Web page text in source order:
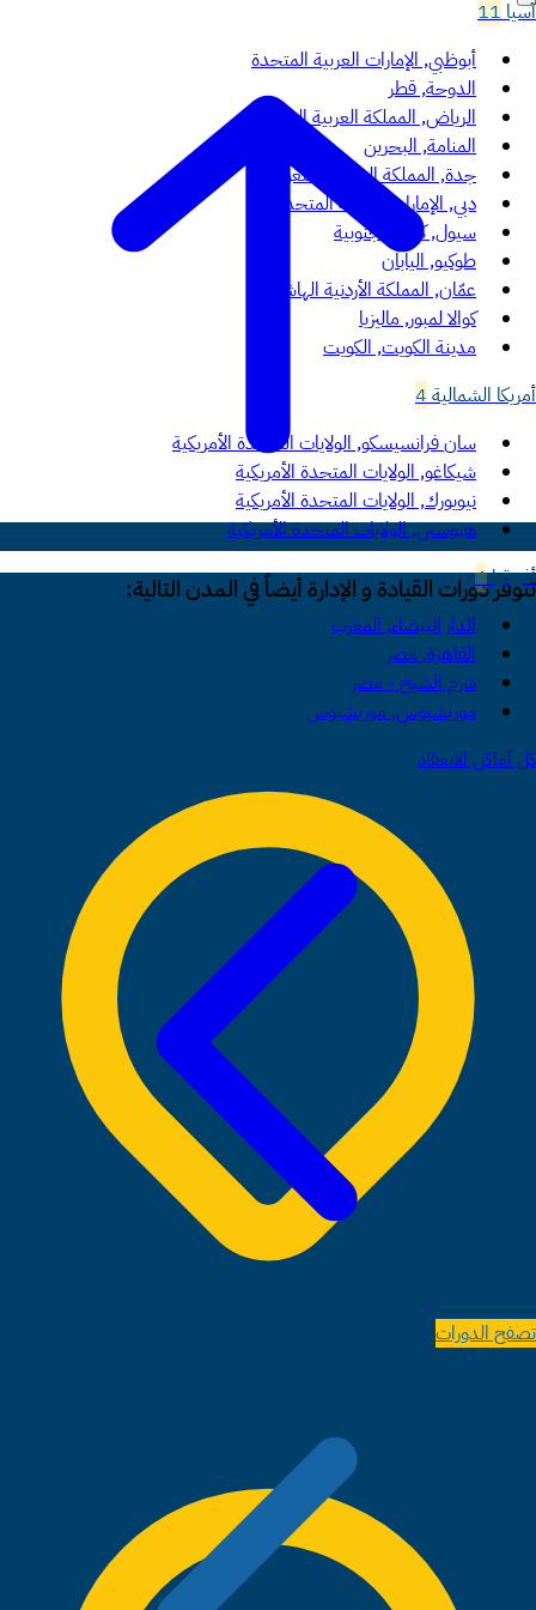
آسيا 11
أبوظبي, الإمارات العربية المتحدة
الدوحة, قطر
الرياض, المملكة العربية السعودية
المنامة, البحرين
جدة, المملكة العربية السعودية
دبي, الإمارات العربية المتحدة
سيول, كوريا الجنوبية
طوكيو, اليابان
عمّان, المملكة الأردنية الهاشمية
كوالا لمبور, ماليزيا
مدينة الكويت, الكويت
أمريكا الشمالية 4
سان فرانسيسكو, الولايات المتحدة الأمريكية
شيكاغو, الولايات المتحدة الأمريكية
نيويورك, الولايات المتحدة الأمريكية
هيوستن, الولايات المتحدة الأمريكية
أفريقيا4
الدار البيضاء, المغرب
القاهرة, مصر
شرم الشيخ - مصر
موريشيوس, موريشيوس
كل أماكن الانعقاد
تصفح الدورات
تتوفر دورات القيادة و الإدارة أيضاً في المدن التالية:
أثينا